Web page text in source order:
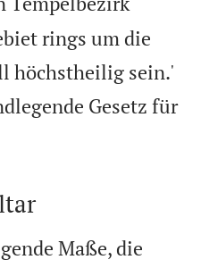
rings um die
höchstheilig sein.'
Gesetz für
Maße, die